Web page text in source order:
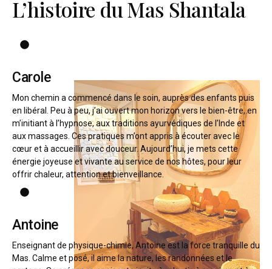
L’histoire du Mas Shantala
Carole
Mon chemin a commencé dans le soin, auprès des enfants puis
en libéral. Peu à peu, j’ai ouvert mon horizon vers le bien-être, en
m’initiant à l’hypnose, aux traditions ayurvédiques de l’Inde et
aux massages. Ces pratiques m’ont appris à écouter avec le
cœur et à accueillir avec douceur. Aujourd’hui, je mets cette
énergie joyeuse et vivante au service de nos hôtes, pour leur
offrir chaleur, attention et bienveillance.
Antoine
Enseignant de physique-chimie, Antoine est la force tranquille du
Mas. Calme et posé, il aime la nature, les randonnées et le